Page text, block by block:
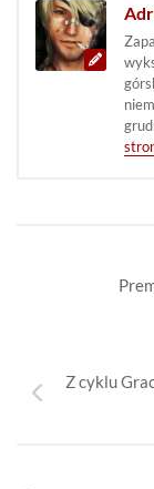
Z cyklu